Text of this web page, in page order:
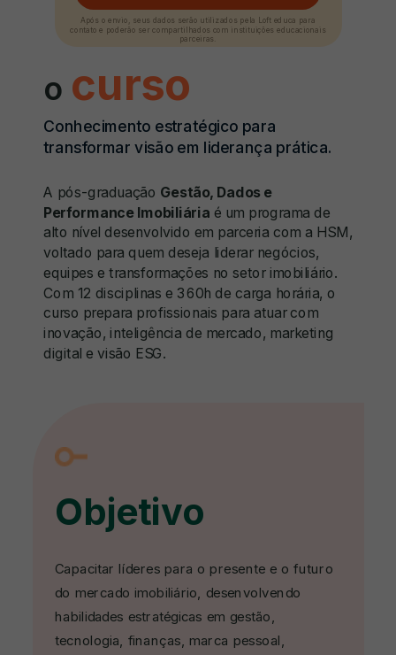
Objetivo
Capacitar líderes para o presente e o futuro
do mercado imobiliário, desenvolvendo
habilidades estratégicas em gestão,
tecnologia, finanças, marca pessoal,
o curso
Conhecimento estratégico para
transformar visão em liderança prática.
A pós-graduação Gestão, Dados e
Performance Imobiliária é um programa de
alto nível desenvolvido em parceria com a HSM,
voltado para quem deseja liderar negócios,
equipes e transformações no setor imobiliário.
Com 12 disciplinas e 360h de carga horária, o
curso prepara profissionais para atuar com
inovação, inteligência de mercado, marketing
digital e visão ESG.
Após o envio, seus dados serão utilizados pela Loft educa para
contato e poderão ser compartilhados com instituições educacionais
parceiras.